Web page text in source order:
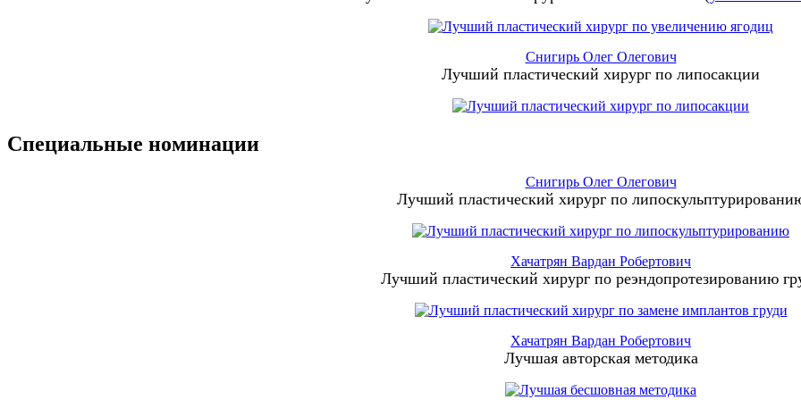
Снигирь Олег Олегович
Лучший пластический хирург по липосакции
Специальные номинации
Снигирь Олег Олегович
Лучший пластический хирург по
Хачатрян Вардан Робертович
Лучший пластический хирург по реэндопротезированию
Хачатрян Вардан Робертович
Лучшая авторская методика